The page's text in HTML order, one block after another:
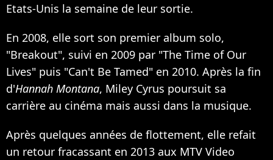
Etats-Unis la semaine de leur sortie.
En 2008, elle sort son premier album solo,
"Breakout", suivi en 2009 par "The Time of Our
Lives" puis "Can't Be Tamed" en 2010. Après la fin
d'Hannah Montana, Miley Cyrus poursuit sa
carrière au cinéma mais aussi dans la musique.
Après quelques années de flottement, elle refait
un retour fracassant en 2013 aux MTV Video